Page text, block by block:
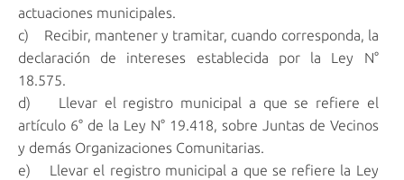
actuaciones municipales.
c) Recibir, mantener y tramitar, cuando corresponda, la
declaración de intereses establecida por la Ley N°
18.575.
d) Llevar el registro municipal a que se refiere el
artículo 6° de la Ley N° 19.418, sobre Juntas de Vecinos
y demás Organizaciones Comunitarias.
e) Llevar el registro municipal a que se refiere la Ley